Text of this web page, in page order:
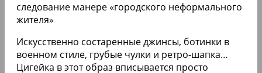
следование манере «городского неформального
жителя»
Искусственно состаренные джинсы, ботинки в
военном стиле, грубые чулки и ретро-шапка…
Цигейка в этот образ вписывается просто